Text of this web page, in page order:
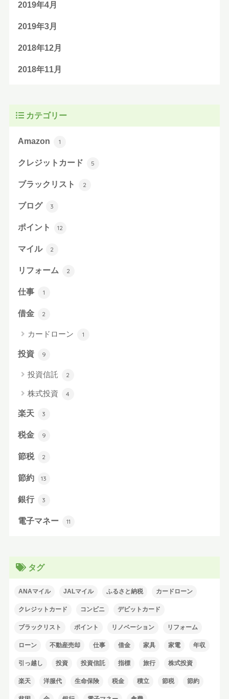
2019年4月
2019年3月
2018年12月
2018年11月
カテゴリー
Amazon 1
クレジットカード 5
ブラックリスト 2
ブログ 3
ポイント 12
マイル 2
リフォーム 2
仕事 1
借金 2
カードローン 1
投資 9
投資信託 2
株式投資 4
楽天 3
税金 9
節税 2
節約 13
銀行 3
電子マネー 11
タグ
ANAマイル JALマイル ふるさと納税 カードローン
クレジットカード コンビニ デビットカード
ブラックリスト ポイント リノベーション リフォーム
ローン 不動産売却 仕事 借金 家具 家電 年収
引っ越し 投資 投資信託 指標 旅行 株式投資
楽天 洋服代 生命保険 税金 積立 節税 節約